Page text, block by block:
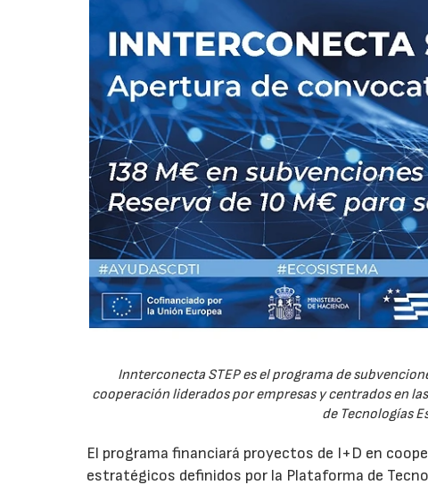
Innterconecta STEP es el programa de
cooperación liderados por empresas y centrados en
de Tecnologías
El programa financiará proyectos de I+D en
estratégicos definidos por la Plataforma de